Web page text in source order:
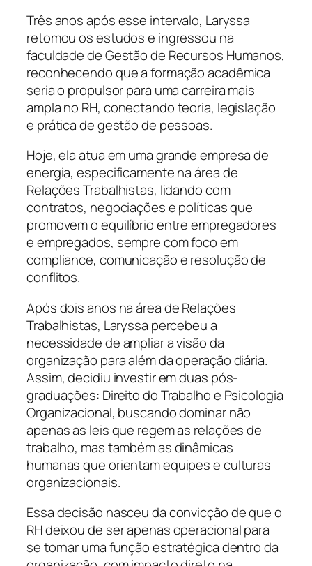
Três anos após esse intervalo, Laryssa
retomou os estudos e ingressou na
faculdade de Gestão de Recursos Humanos,
reconhecendo que a formação acadêmica
seria o propulsor para uma carreira mais
ampla no RH, conectando teoria, legislação
e prática de gestão de pessoas.
Hoje, ela atua em uma grande empresa de
energia, especificamente na área de
Relações Trabalhistas, lidando com
contratos, negociações e políticas que
promovem o equilíbrio entre empregadores
e empregados, sempre com foco em
compliance, comunicação e resolução de
conflitos.
Após dois anos na área de Relações
Trabalhistas, Laryssa percebeu a
necessidade de ampliar a visão da
organização para além da operação diária.
Assim, decidiu investir em duas pós-
graduações: Direito do Trabalho e Psicologia
Organizacional, buscando dominar não
apenas as leis que regem as relações de
trabalho, mas também as dinâmicas
humanas que orientam equipes e culturas
organizacionais.
Essa decisão nasceu da convicção de que o
RH deixou de ser apenas operacional para
se tornar uma função estratégica dentro da